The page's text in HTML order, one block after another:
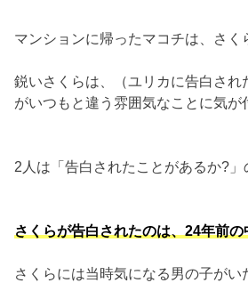
マンションに帰ったマコチは、さく
鋭いさくらは、（ユリカに告白され
がいつもと違う雰囲気なことに気が
2人は「告白されたことがあるか?」
さくらが告白されたのは、24年前の
さくらには当時気になる男の子がい